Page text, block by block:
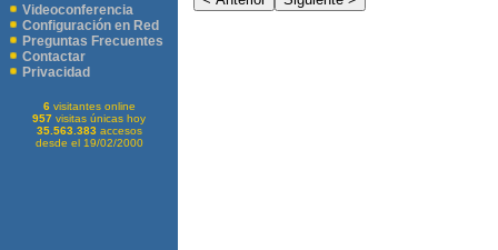
Videoconferencia
Configuración en Red
Preguntas Frecuentes
Contactar
Privacidad
6visitantes online
957 visitas únicas hoy
35.563.383 accesos
desde el 19/02/2000